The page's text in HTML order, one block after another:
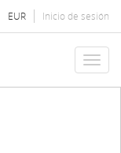
Inicio de sesión
EUR
Toggle